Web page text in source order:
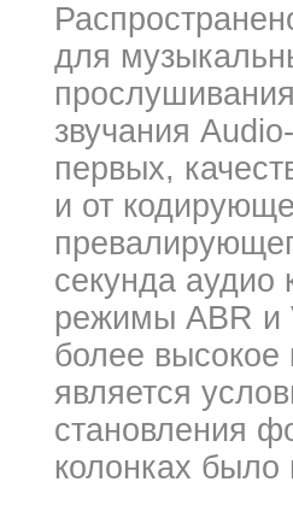
для
звучания
первых,
и от
секунда аудио
режимы ABR и
более высокое
является
становления
колонках было